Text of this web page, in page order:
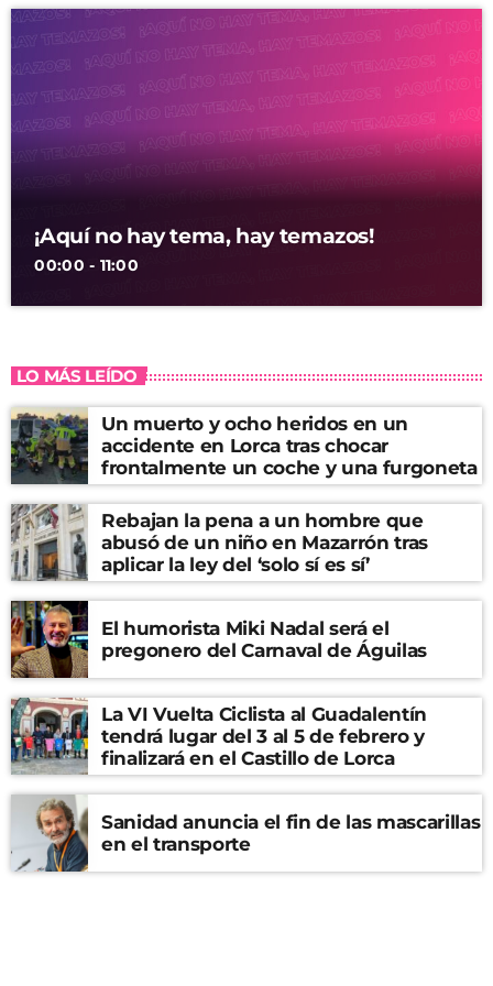
¡Aquí no hay tema, hay temazos!
00:00 - 11:00
LO MÁS LEÍDO
Un muerto y ocho heridos en un
accidente en Lorca tras chocar
frontalmente un coche y una furgoneta
Rebajan la pena a un hombre que
abusó de un niño en Mazarrón tras
aplicar la ley del ‘solo sí es sí’
El humorista Miki Nadal será el
pregonero del Carnaval de Águilas
La VI Vuelta Ciclista al Guadalentín
tendrá lugar del 3 al 5 de febrero y
finalizará en el Castillo de Lorca
Sanidad anuncia el fin de las mascarillas
en el transporte